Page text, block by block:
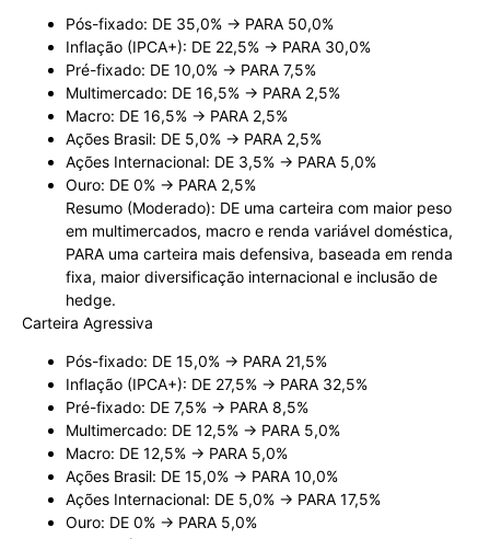
Pós-fixado: DE 35,0% → PARA 50,0%
Inflação (IPCA+): DE 22,5% → PARA 30,0%
Pré-fixado: DE 10,0% → PARA 7,5%
Multimercado: DE 16,5% → PARA 2,5%
Macro: DE 16,5% → PARA 2,5%
Ações Brasil: DE 5,0% → PARA 2,5%
Ações Internacional: DE 3,5% → PARA 5,0%
Ouro: DE 0% → PARA 2,5%
Resumo (Moderado): DE uma carteira com maior peso
em multimercados, macro e renda variável doméstica,
PARA uma carteira mais defensiva, baseada em renda
fixa, maior diversificação internacional e inclusão de
hedge.
Carteira Agressiva
Pós-fixado: DE 15,0% → PARA 21,5%
Inflação (IPCA+): DE 27,5% → PARA 32,5%
Pré-fixado: DE 7,5% → PARA 8,5%
Multimercado: DE 12,5% → PARA 5,0%
Macro: DE 12,5% → PARA 5,0%
Ações Brasil: DE 15,0% → PARA 10,0%
Ações Internacional: DE 5,0% → PARA 17,5%
Ouro: DE 0% → PARA 5,0%